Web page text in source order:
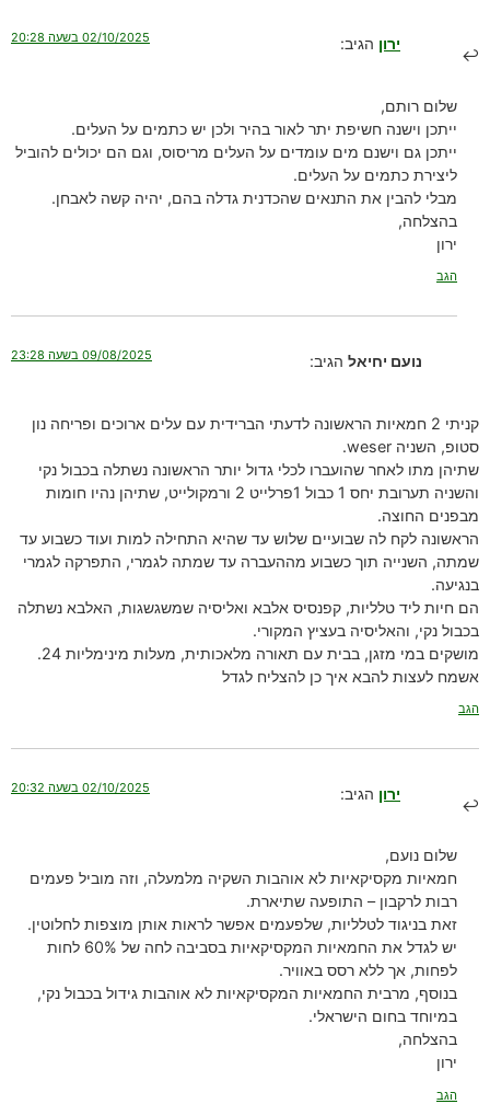
ירון הגיב: 02/10/2025 בשעה 20:28
שלום רותם,
ייתכן וישנה חשיפת יתר לאור בהיר ולכן יש כתמים על העלים.
ייתכן גם וישנם מים עומדים על העלים מריסוס, וגם הם יכולים להוביל
ליצירת כתמים על העלים.
מבלי להבין את התנאים שהכדנית גדלה בהם, יהיה קשה לאבחן.
בהצלחה,
ירון
הגב
נועם יחיאל הגיב: 09/08/2025 בשעה 23:28
קניתי 2 חמאיות הראשונה לדעתי הברידית עם עלים ארוכים ופריחה נון
סטופ, השניה weser.
שתיהן מתו לאחר שהועברו לכלי גדול יותר הראשונה נשתלה בכבול נקי
והשניה תערובת יחס 1 כבול 1פרלייט 2 ורמקולייט, שתיהן נהיו חומות
מבפנים החוצה.
הראשונה לקח לה שבועיים שלוש עד שהיא התחילה למות ועוד כשבוע עד
שמתה, השנייה תוך כשבוע מההעברה עד שמתה לגמרי, התפרקה לגמרי
בנגיעה.
הם חיות ליד טלליות, קפנסיס אלבא ואליסיה שמשגשגות, האלבא נשתלה
בכבול נקי, והאליסיה בעציץ המקורי.
מושקים במי מזגן, בבית עם תאורה מלאכותית, מעלות מינימליות 24.
אשמח לעצות להבא איך כן להצליח לגדל
הגב
ירון הגיב: 02/10/2025 בשעה 20:32
שלום נועם,
חמאיות מקסיקאיות לא אוהבות השקיה מלמעלה, וזה מוביל פעמים
רבות לרקבון – התופעה שתיארת.
זאת בניגוד לטלליות, שלפעמים אפשר לראות אותן מוצפות לחלוטין.
יש לגדל את החמאיות המקסיקאיות בסביבה לחה של 60% לחות
לפחות, אך ללא רסס באוויר.
בנוסף, מרבית החמאיות המקסיקאיות לא אוהבות גידול בכבול נקי,
במיוחד בחום הישראלי.
בהצלחה,
ירון
הגב